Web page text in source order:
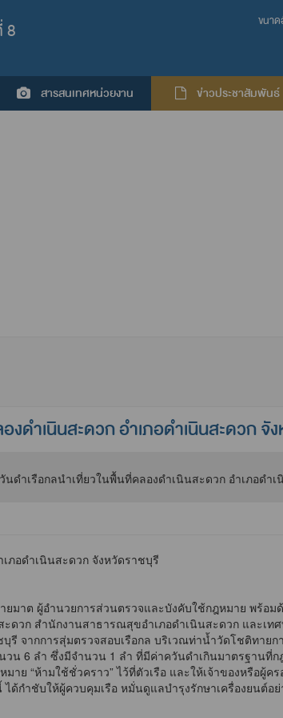
8 ขนา
สารสนเทศหน่วยงาน ข่าวประชาสัมพันธ์
ดำเนินสะดวก อำเภอดำเนินสะดวก จั
ภอดำเนินสะดวก จังหวัดราชบุรี
าต ผู้อำนวยการส่วนตรวจและบังคับใช้กฎหมาย พร้อ
ดวก สำนักงานสาธารณสุขอำเภอดำเนินสะดวก และเ
รี จากการสุ่มตรวจสอบเรือกล บริเวณท่าน้ำวัดโชติทาย
น 6 ลำ ซึ่งมีจำนวน 1 ลำ ที่มีค่าควันดำเกินมาตรฐานที่
าย “ห้ามใช้ชั่วคราว” ไว้ที่ตัวเรือ และให้เจ้าของหรือผู้
ด้กำชับให้ผู้ควบคุมเรือ หมั่นดูแลบำรุงรักษาเครื่องยนต์